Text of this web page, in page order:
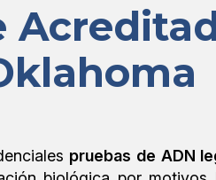
pruebas de ADN